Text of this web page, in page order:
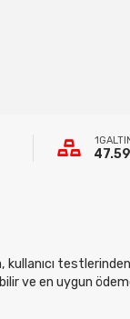
47.59
kullanıcı
ve en uygun